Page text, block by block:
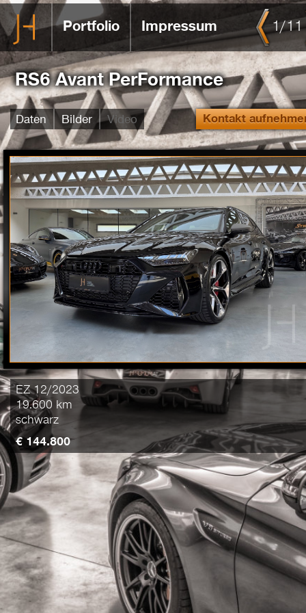
Portfolio Impressum 1/11
RS6 Avant PerFormance
Daten Bilder Video Kontakt
EZ 12/2023
19.600 km
schwarz
€ 144.800